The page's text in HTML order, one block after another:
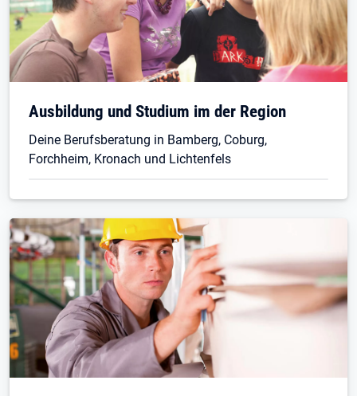
Ausbildung und Studium im der Region
Deine Berufsberatung in Bamberg, Coburg,
Forchheim, Kronach und Lichtenfels